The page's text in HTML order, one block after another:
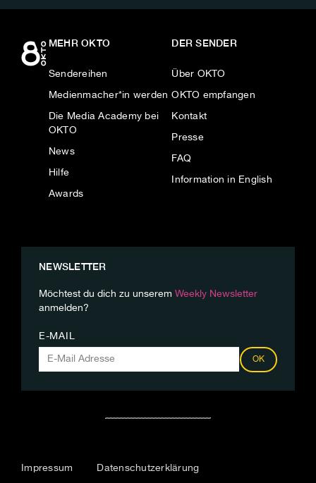
MEHR OKTO
Sendereihen
Medienmacher*in werden
Die Media Academy bei
OKTO
News
Hilfe
Awards
DER SENDER
Über OKTO
OKTO empfangen
Kontakt
Presse
FAQ
Information in English
NEWSLETTER
Möchtest du dich zu unserem Weekly Newsletter
anmelden?
E-MAIL
OK
Impressum Datenschutzerklärung